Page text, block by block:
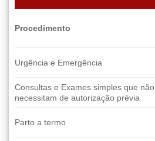
Procedimento
Urgência e Emergência
Consultas e Exames simples que não
necessitam de autorização prévia
Parto a termo